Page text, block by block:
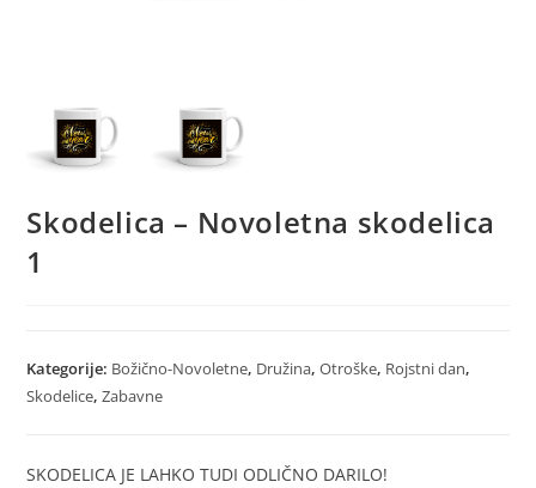
Skodelica – Novoletna skodelica
1
Kategorije: Božično-Novoletne, Družina,Otroške, Rojstni dan,
Skodelice,Zabavne
SKODELICA JE LAHKO TUDI ODLIČNO DARILO!